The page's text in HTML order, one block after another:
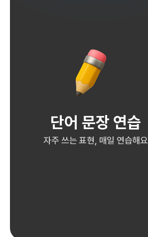
단어 문장 연습
자주 쓰는 표현, 매일 연습해요